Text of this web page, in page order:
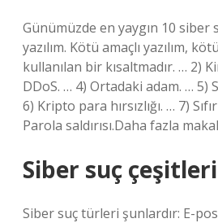
Günümüzde en yaygın 10 siber
yazılım. Kötü amaçlı yazılım,
kullanılan bir kısaltmadır. … 2)
DDoS. … 4) Ortadaki adam. … 5)
6) Kripto para hırsızlığı. … 7)
Parola saldırısı.Daha fazla
Siber suç
Siber suç türleri şunlardır: E-